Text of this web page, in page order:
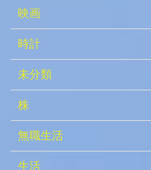
映画
時計
未分類
株
無職生活
生活